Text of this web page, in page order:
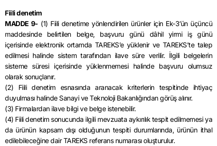
Fiili denetim
MADDE 9- (1) Fiili denetime yönlendirilen ürünler için Ek-3’ün üçüncü
maddesinde belirtilen belge, başvuru günü dâhil yirmi iş günü
içerisinde elektronik ortamda TAREKS’e yüklenir ve TAREKS’te talep
edilmesi halinde sistem tarafından ilave süre verilir. İlgili belgelerin
sisteme süresi içerisinde yüklenmemesi halinde başvuru olumsuz
olarak sonuçlanır.
(2) Fiili denetim esnasında aranacak kriterlerin tespitinde ihtiyaç
duyulması halinde Sanayi ve Teknoloji Bakanlığından görüş alınır.
(3) Firmalardan ilave bilgi ve belge istenebilir.
(4) Fiili denetim sonucunda ilgili mevzuata aykırılık tespit edilmemesi ya
da ürünün kapsam dışı olduğunun tespiti durumlarında, ürünün ithal
edilebileceğine dair TAREKS referans numarası oluşturulur.